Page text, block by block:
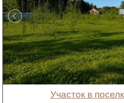
участок в